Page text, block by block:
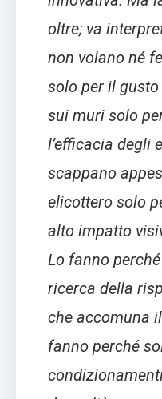
oltre; va
non volano né
solo per il
sui muri solo
l’efficacia degli
scappano
elicottero solo
alto impatto
Lo fanno
ricerca della
che accomuna
fanno perché